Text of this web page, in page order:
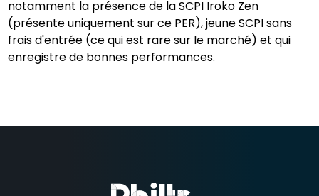
notamment la présence de la SCPI Iroko Zen
(présente uniquement sur ce PER), jeune SCPI sans
frais d'entrée (ce qui est rare sur le marché) et qui
enregistre de bonnes performances.